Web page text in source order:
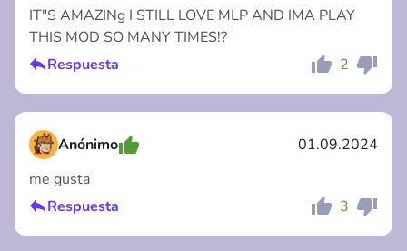
IT"S AMAZINg I STILL LOVE MLP AND IMA PLAY
THIS MOD SO MANY TIMES!?
Respuesta
2
Cancelar Comentario
Anónimo
01.09.2024
me gusta
Respuesta
3
Cancelar